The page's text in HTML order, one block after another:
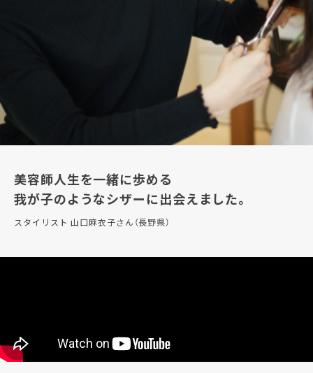
美容師人生を一緒に歩める
我が子のようなシザーに出会えました。
スタイリスト 山口麻衣子さん（長野県）